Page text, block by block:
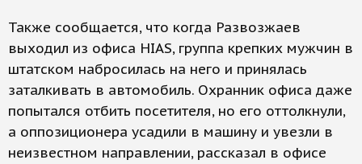
Также сообщается, что когда Развозжаев
выходил из офиса HIAS, группа крепких мужчин в
штатском набросилась на него и принялась
заталкивать в автомобиль. Охранник офиса даже
попытался отбить посетителя, но его оттолкнули,
а оппозиционера усадили в машину и увезли в
неизвестном направлении, рассказал в офисе